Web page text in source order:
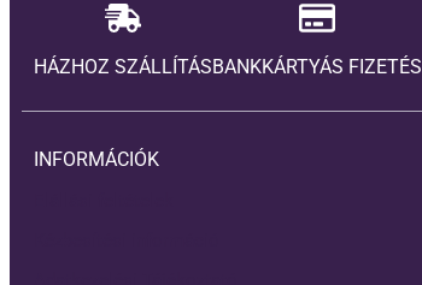
HÁZHOZ SZÁLLÍTÁSBANKKÁRTYÁS FIZETÉS
INFORMÁCIÓK